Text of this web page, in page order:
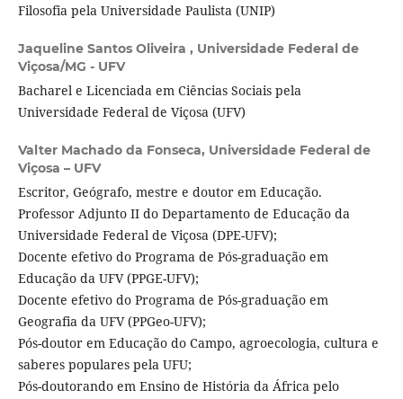
Filosofia pela Universidade Paulista (UNIP)
Jaqueline Santos Oliveira , Universidade Federal de
Viçosa/MG - UFV
Bacharel e Licenciada em Ciências Sociais pela
Universidade Federal de Viçosa (UFV)
Valter Machado da Fonseca, Universidade Federal de
Viçosa – UFV
Escritor, Geógrafo, mestre e doutor em Educação.
Professor Adjunto II do Departamento de Educação da
Universidade Federal de Viçosa (DPE-UFV);
Docente efetivo do Programa de Pós-graduação em
Educação da UFV (PPGE-UFV);
Docente efetivo do Programa de Pós-graduação em
Geografia da UFV (PPGeo-UFV);
Pós-doutor em Educação do Campo, agroecologia, cultura e
saberes populares pela UFU;
Pós-doutorando em Ensino de História da África pelo